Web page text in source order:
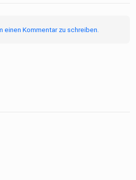
einen Kommentar zu schreiben.